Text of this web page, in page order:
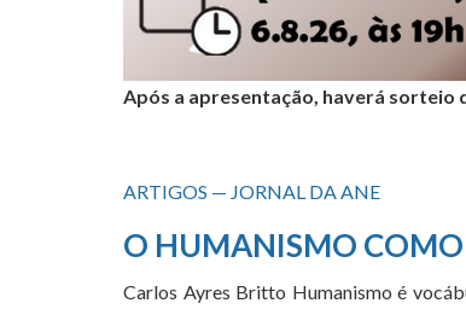
Após a apresentação, haverá sorteio
ARTIGOS — JORNAL DA ANE
O HUMANISMO
Carlos Ayres Britto Humanismo é